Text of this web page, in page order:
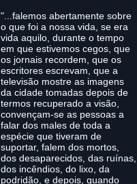
"...falemos abertamente sobre
o que foi a nossa vida, se era
vida aquilo, durante o tempo
em que estivemos cegos, que
os jornais recordem, que os
escritores escrevam, que a
televisão mostre as imagens
da cidade tomadas depois de
termos recuperado a visão,
convençam-se as pessoas a
falar dos males de toda a
espécie que tiveram de
suportar, falem dos mortos,
dos desaparecidos, das ruínas,
dos incêndios, do lixo, da
podridão, e depois, quando